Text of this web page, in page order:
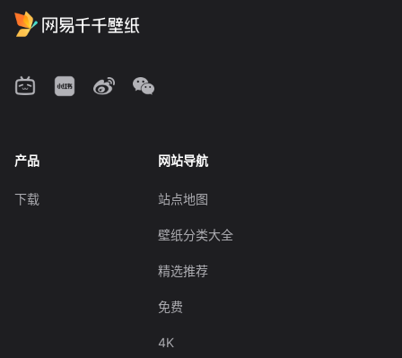
产品
下载
网站导航
站点地图
壁纸分类大全
精选推荐
免费
4K